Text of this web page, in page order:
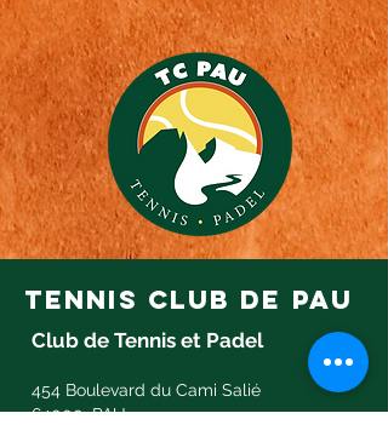
tennis club de pau
Club de Tennis et Padel
454 Boulevard du Cami Salié
64000, PAU